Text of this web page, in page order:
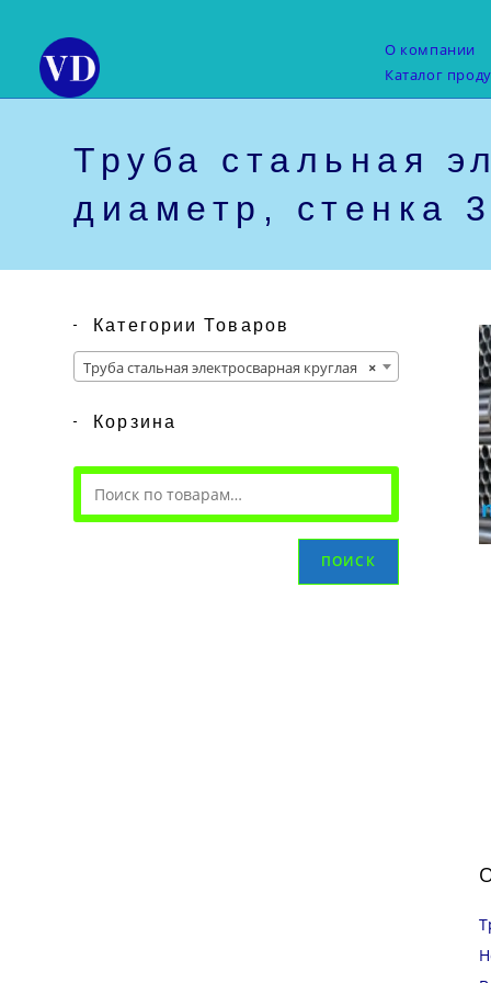
содержимому
О компании
Каталог
Труба стальная
диаметр, стенка
Категории Товаров
×
Труба стальная электросварная круглая
Корзина
ПОИСК